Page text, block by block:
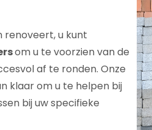
renoveert, u kunt
om u te voorzien van de
af te ronden. Onze
klaar om u te helpen bij
bij uw specifieke